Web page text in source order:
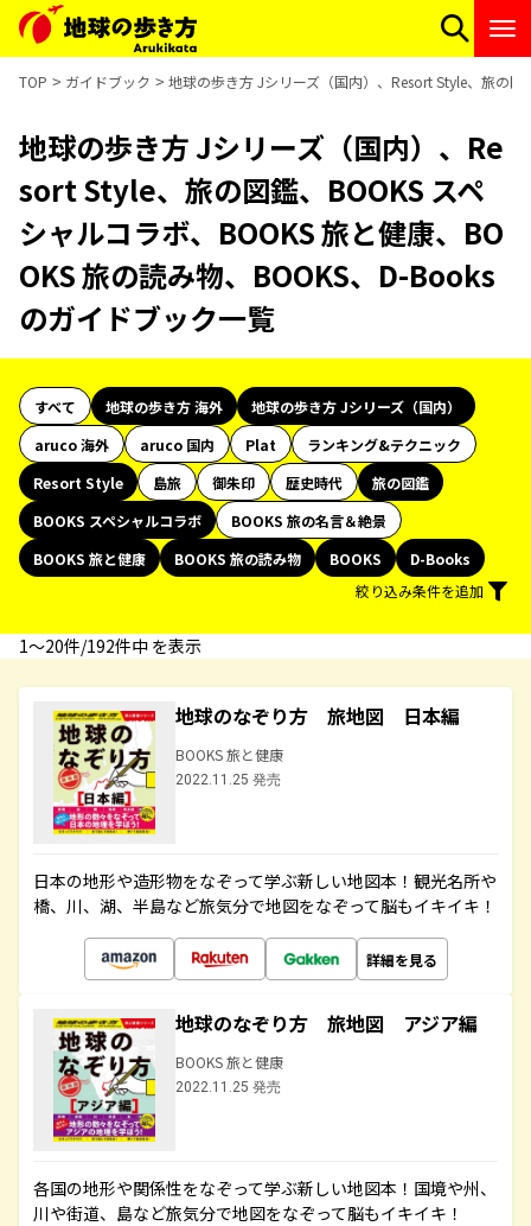
TOP ガイドブック 地球の歩き方 Jシリーズ（国内）、Resort Style、旅の
地球の歩き方 Jシリーズ（国内）、Re
sort Style、旅の図鑑、BOOKS スペ
シャルコラボ、BOOKS 旅と健康、BO
OKS 旅の読み物、BOOKS、D-Books
のガイドブック一覧
すべて 地球の歩き方 海外
地球の歩き方 Jシリーズ（国内）
aruco 海外
aruco 国内 Plat
ランキング&テクニック
Resort Style
島旅 御朱印 歴史時代
旅の図鑑
BOOKS スペシャルコラボ
BOOKS 旅の名言＆絶景
BOOKS 旅と健康
BOOKS 旅の読み物 BOOKS
D-Books
絞り込み条件を追加
1〜20件/192件中 を表示
地球のなぞり方 旅地図 日本編
BOOKS 旅と健康
2022.11.25 発売
日本の地形や造形物をなぞって学ぶ新しい地図本！観光名所や
橋、川、湖、半島など旅気分で地図をなぞって脳もイキイキ！
詳細を見る
地球のなぞり方 旅地図 アジア編
BOOKS 旅と健康
2022.11.25 発売
各国の地形や関係性をなぞって学ぶ新しい地図本！国境や州、
川や街道、島など旅気分で地図をなぞって脳もイキイキ！